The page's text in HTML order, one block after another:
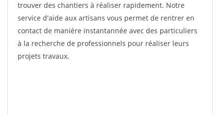
trouver des chantiers à réaliser rapidement. Notre
service d'aide aux artisans vous permet de rentrer en
contact de manière instantannée avec des particuliers
à la recherche de professionnels pour réaliser leurs
projets travaux.